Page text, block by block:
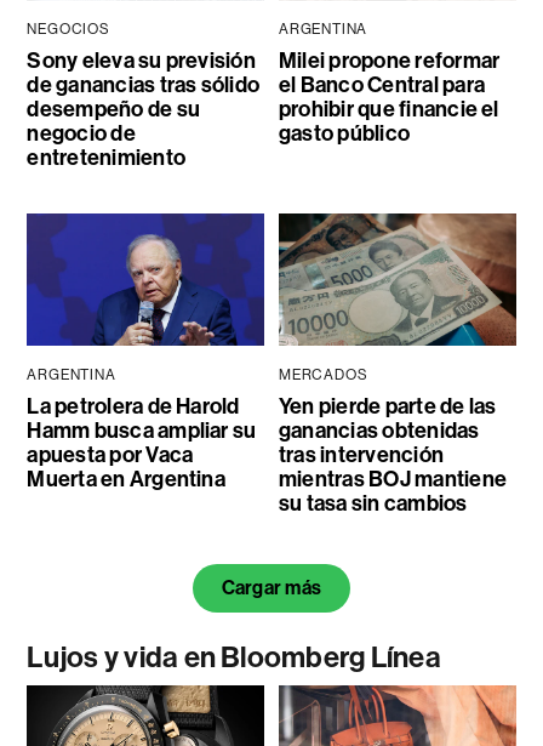
NEGOCIOS
Sony eleva su previsión
de ganancias tras sólido
desempeño de su
negocio de
entretenimiento
ARGENTINA
Milei propone reformar
el Banco Central para
prohibir que financie el
gasto público
ARGENTINA
La petrolera de Harold
Hamm busca ampliar su
apuesta por Vaca
Muerta en Argentina
MERCADOS
Yen pierde parte de las
ganancias obtenidas
tras intervención
mientras BOJ mantiene
su tasa sin cambios
Cargar más
Lujos y vida en Bloomberg Línea